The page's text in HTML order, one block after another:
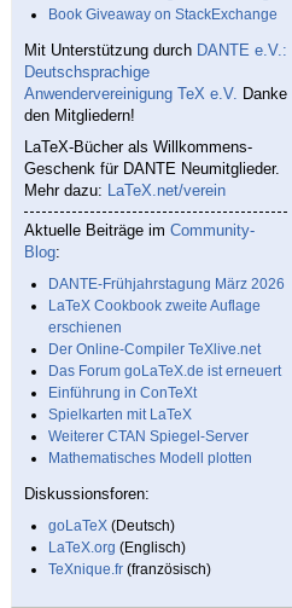
Book Giveaway on StackExchange
Mit Unterstützung durch DANTE e.V.:
Deutschsprachige
Anwendervereinigung TeX e.V. Danke
den Mitgliedern!
LaTeX-Bücher als Willkommens-
Geschenk für DANTE Neumitglieder.
Mehr dazu: LaTeX.net/verein
Aktuelle Beiträge im Community-
Blog:
DANTE-Frühjahrstagung März 2026
LaTeX Cookbook zweite Auflage
erschienen
Der Online-Compiler TeXlive.net
Das Forum goLaTeX.de ist erneuert
Einführung in ConTeXt
Spielkarten mit LaTeX
Weiterer CTAN Spiegel-Server
Mathematisches Modell plotten
Diskussionsforen:
goLaTeX (Deutsch)
LaTeX.org (Englisch)
TeXnique.fr (französisch)